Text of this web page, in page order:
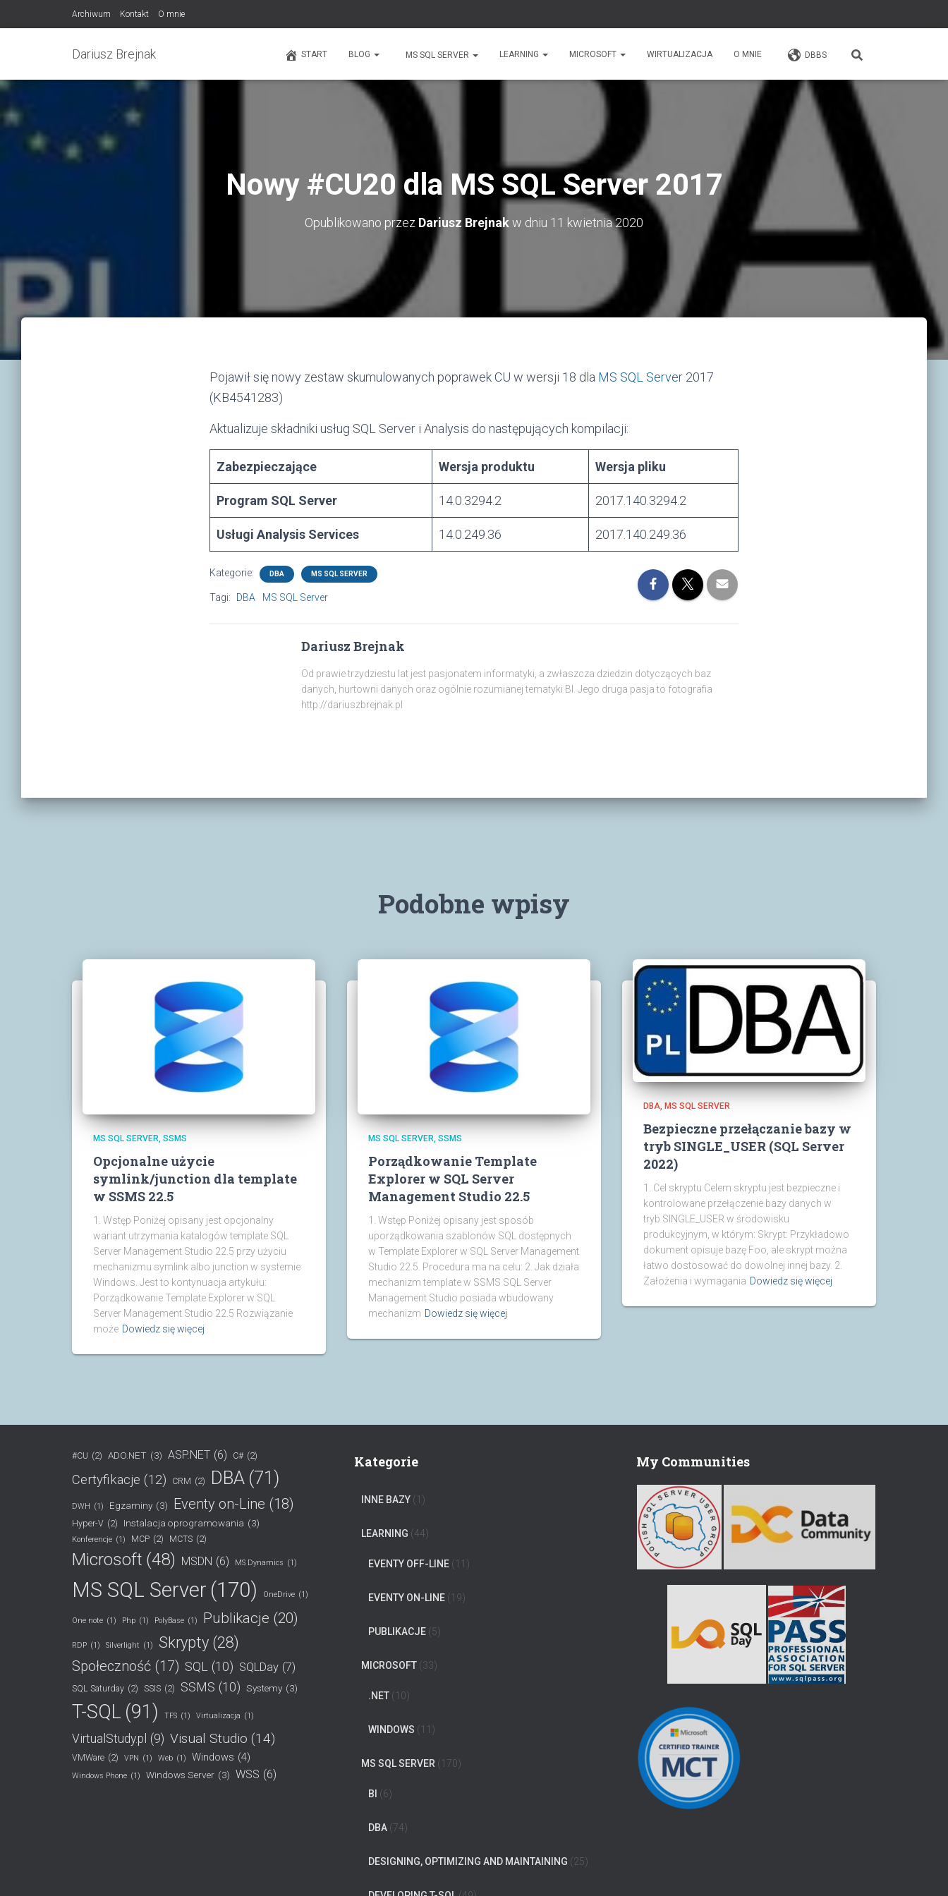
Archiwum Kontakt O mnie
Dariusz Brejnak START BLOG MS SQL SERVER LEARNING MICROSOFT WIRTUALIZACJA O MNIE DBBS
Nowy #CU20 dla MS SQL Server 2017
Opublikowano przez Dariusz Brejnak w dniu 11 kwietnia 2020
Pojawił się nowy zestaw skumulowanych poprawek CU w wersji 18 dla MS SQL Server 2017
(KB4541283)
Aktualizuje składniki usług SQL Server i Analysis do następujących kompilacji:
Zabezpieczające Wersja produktu Wersja pliku
Program SQL Server 14.0.3294.2 2017.140.3294.2
Usługi Analysis Services 14.0.249.36 2017.140.249.36
Kategorie: DBA MS SQL SERVER
Tagi: DBA MS SQL Server
Dariusz Brejnak
Od prawie trzydziestu lat jest pasjonatem informatyki, a zwłaszcza dziedzin dotyczących baz
danych, hurtowni danych oraz ogólnie rozumianej tematyki BI. Jego druga pasja to fotografia
http://dariuszbrejnak.pl
Podobne wpisy
MS SQL SERVER SSMS
Opcjonalne użycie
symlink/junction dla template
w SSMS 22.5
1. Wstęp Poniżej opisany jest opcjonalny
wariant utrzymania katalogów template SQL
Server Management Studio 22.5 przy użyciu
mechanizmu symlink albo junction w systemie
Windows. Jest to kontynuacja artykułu:
Porządkowanie Template Explorer w SQL
Server Management Studio 22.5 Rozwiązanie
może Dowiedz się więcej
MS SQL SERVER SSMS
Porządkowanie Template
Explorer w SQL Server
Management Studio 22.5
1. Wstęp Poniżej opisany jest sposób
uporządkowania szablonów SQL dostępnych
w Template Explorer w SQL Server Management
Studio 22.5. Procedura ma na celu: 2. Jak działa
mechanizm template w SSMS SQL Server
Management Studio posiada wbudowany
mechanizm Dowiedz się więcej
DBA MS SQL SERVER
Bezpieczne przełączanie bazy w
tryb SINGLE_USER (SQL Server
2022)
1. Cel skryptu Celem skryptu jest bezpieczne i
kontrolowane przełączenie bazy danych w
tryb SINGLE_USER w środowisku
produkcyjnym, w którym: Skrypt: Przykładowo
dokument opisuje bazę Foo, ale skrypt można
łatwo dostosować do dowolnej innej bazy. 2.
Założenia i wymagania Dowiedz się więcej
#CU (2) ADO.NET (3) ASP.NET (6) C# (2)
Certyfikacje (12) CRM (2) DBA (71)
DWH (1) Egzaminy (3) Eventy on-Line (18)
Hyper-V (2) Instalacja oprogramowania (3)
Konferencje (1) MCP (2) MCTS (2)
Microsoft (48) MSDN (6) MS Dynamics (1)
MS SQL Server (170) OneDrive (1)
One note (1) Php (1) PolyBase (1) Publikacje (20)
RDP (1) Silverlight (1) Skrypty (28)
Społeczność (17) SQL (10) SQLDay (7)
SQL Saturday (2) SSIS (2) SSMS (10) Systemy (3)
T-SQL (91) TFS (1) Virtualizacja (1)
VirtualStudy.pl (9) Visual Studio (14)
VMWare (2) VPN (1) Web (1) Windows (4)
Windows Phone (1) Windows Server (3) WSS (6)
Kategorie
INNE BAZY (1)
LEARNING (44)
EVENTY OFF-LINE (11)
EVENTY ON-LINE (19)
PUBLIKACJE (5)
MICROSOFT (33)
.NET (10)
WINDOWS (11)
MS SQL SERVER (170)
BI (6)
DBA (74)
DESIGNING, OPTIMIZING AND MAINTAINING (25)
My Communities